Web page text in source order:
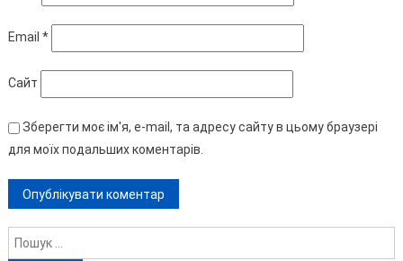
Email *
Сайт
Зберегти моє ім'я, e-mail, та адресу сайту в цьому браузері
для моїх подальших коментарів.
Пошук: